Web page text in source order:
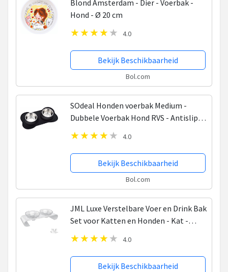
Blond Amsterdam - Dier - Voerbak -
Hond - Ø 20 cm
4.0
Bekijk Beschikbaarheid
Bol.com
SOdeal Honden voerbak Medium -
Dubbele Voerbak Hond RVS - Antislip
Voerbak - Siliconen Placemat - Voerbak
Kat - Drinkbak Hond - Drinkbak Kat -
Katten Voerbak...
4.0
Bekijk Beschikbaarheid
Bol.com
JML Luxe Verstelbare Voer en Drink Bak
Set voor Katten en Honden - Kat -
Hond - Voerbak - Verstelbaar -
Voederbak - Kattenvoerbakjes -
Dierenvoeding -...
4.0
Bekijk Beschikbaarheid